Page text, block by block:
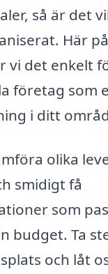
så är det
Här
vi det enkelt
företag som
i ditt
olika
smidigt få
som
budget. Ta
och låt